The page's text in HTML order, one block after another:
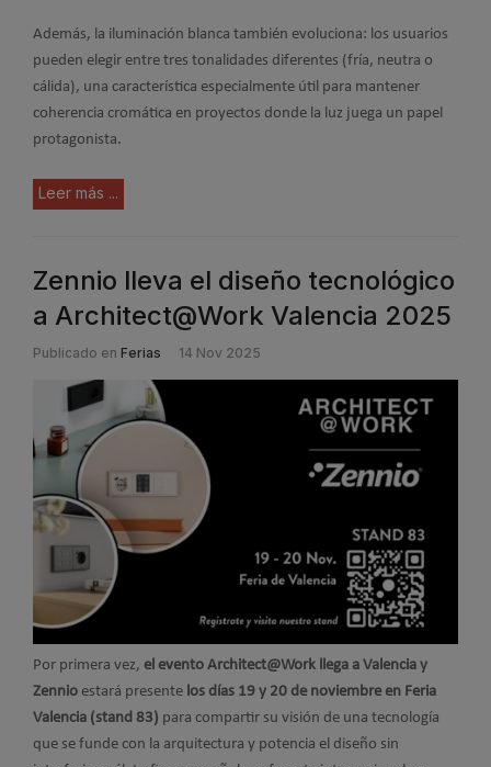
Además, la iluminación blanca también evoluciona: los usuarios
pueden elegir entre tres tonalidades diferentes (fría, neutra o
cálida), una característica especialmente útil para mantener
coherencia cromática en proyectos donde la luz juega un papel
protagonista.
Leer más ...
Zennio lleva el diseño tecnológico
a Architect@Work Valencia 2025
Publicado en Ferias 14 Nov 2025
Por primera vez, el evento Architect@Work llega a Valencia y
Zennio estará presente los días 19 y 20 de noviembre en Feria
Valencia (stand 83) para compartir su visión de una tecnología
que se funde con la arquitectura y potencia el diseño sin